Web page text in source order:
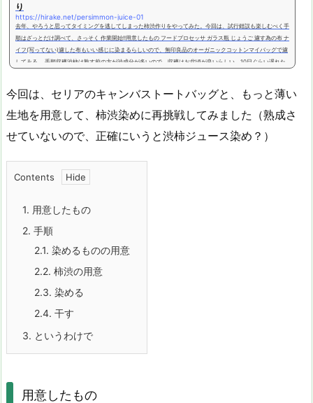
り
https://hirake.net/persimmon-juice-01
去年、やろうと思ってタイミングを逃してしまった柿渋作りをやってみた。今回は、試行錯誤も楽しむべく手
順はざっとだけ調べて、さっそく 作業開始!!用意したもの フードプロセッサ ガラス瓶 じょうご 濾す為の布 ナ
イフ(写ってない)濾した布もいい感じに染まるらしいので、無印良品のオーガニックコットンマイバッグで濾
してみる。 手順収穫渋柿は熟す前の方が渋成分が多いので、収穫はお盆頃が良いらしい。10日ぐらい遅れた
今回は、セリアのキャンバストートバッグと、もっと薄い
生地を用意して、柿渋染めに再挑戦してみました（熟成さ
せていないので、正確にいうと渋柿ジュース染め？）
Contents
1. 用意したもの
2. 手順
2.1. 染めるものの用意
2.2. 柿渋の用意
2.3. 染める
2.4. 干す
3. というわけで
用意したもの